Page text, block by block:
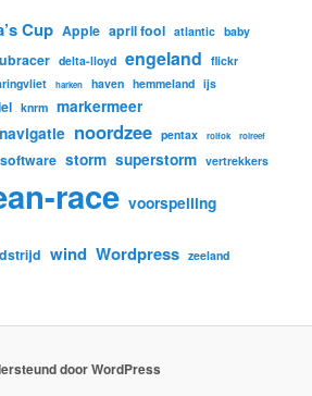
Cup Apple april fool atlantic baby
delta-lloyd engeland flickr
harken haven hemmeland ijs
knrm markermeer
navigatie noordzee pentax rolfok rolreef
software storm superstorm vertrekkers
race voorspelling
wind Wordpress zeeland
door WordPress